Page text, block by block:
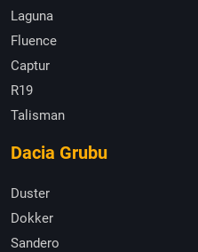
Laguna
Fluence
Captur
R19
Talisman
Dacia Grubu
Duster
Dokker
Sandero